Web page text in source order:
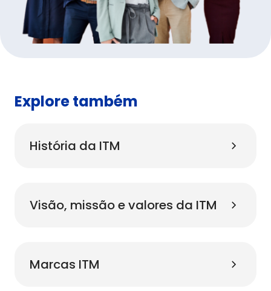
Explore também
História da ITM
Visão, missão e valores da ITM
Marcas ITM